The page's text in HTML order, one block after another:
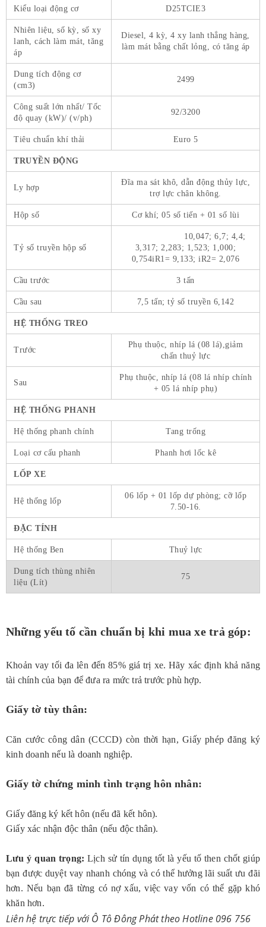
Kiểu loại động cơ D25TCIE3
Nhiên liệu, số kỳ, số xy
lanh, cách làm mát, tăng
áp
Diesel, 4 kỳ, 4 xy lanh thẳng hàng,
làm mát bằng chất lỏng, có tăng áp
Dung tích động cơ
(cm3)
2499
Công suất lớn nhất/ Tốc
độ quay (kW)/ (v/ph)
92/3200
Tiêu chuẩn khí thải Euro 5
TRUYỀN ĐỘNG
Ly hợp
Đĩa ma sát khô, dẫn động thủy lực,
trợ lực chân không.
Hộp số Cơ khí; 05 số tiến + 01 số lùi
Tỷ số truyền hộp số
10,047; 6,7; 4,4;
3,317; 2,283; 1,523; 1,000;
0,754iR1= 9,133; iR2= 2,076
Cầu trước 3 tấn
Cầu sau 7,5 tấn; tỷ số truyền 6,142
HỆ THỐNG TREO
Trước
Phụ thuộc, nhíp lá (08 lá),giảm
chấn thuỷ lực
Sau
Phụ thuộc, nhíp lá (08 lá nhíp chính
+ 05 lá nhíp phụ)
HỆ THỐNG PHANH
Hệ thống phanh chính Tang trống
Loại cơ cấu phanh Phanh hơi lốc kê
LỐP XE
Hệ thống lốp
06 lốp + 01 lốp dự phòng; cỡ lốp
7.50-16.
ĐẶC TÍNH
Hệ thống Ben Thuỷ lực
Dung tích thùng nhiên
liệu (Lít)
75
Những yếu tố cần chuẩn bị khi mua xe trả góp:
Khoản vay tối đa lên đến 85% giá trị xe. Hãy xác định khả năng
tài chính của bạn để đưa ra mức trả trước phù hợp.
Giấy tờ tùy thân:
Căn cước công dân (CCCD) còn thời hạn, Giấy phép đăng ký
kinh doanh nếu là doanh nghiệp.
Giấy tờ chứng minh tình trạng hôn nhân:
Giấy đăng ký kết hôn (nếu đã kết hôn).
Giấy xác nhận độc thân (nếu độc thân).
Lưu ý quan trọng: Lịch sử tín dụng tốt là yếu tố then chốt giúp
bạn được duyệt vay nhanh chóng và có thể hưởng lãi suất ưu đãi
hơn. Nếu bạn đã từng có nợ xấu, việc vay vốn có thể gặp khó
khăn hơn.
Liên hệ trực tiếp vớiÔ Tô Đông Pháttheo Hotline 096 756